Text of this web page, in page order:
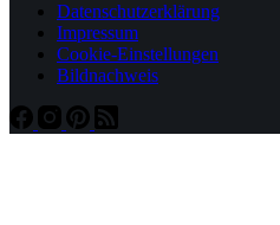
Datenschutzerklärung
Impressum
Cookie-Einstellungen
Bildnachweis